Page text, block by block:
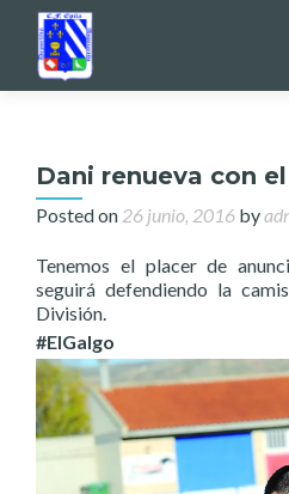
Dani renueva con
Posted on 26 junio, 2016 by
Tenemos el placer de
seguirá defendiendo la
División.
#ElGalgo